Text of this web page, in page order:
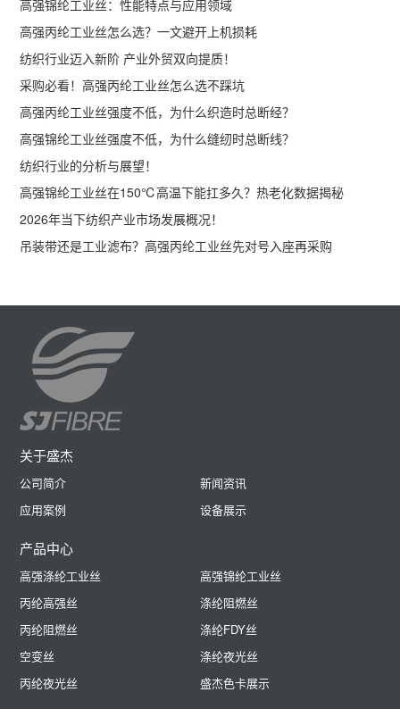
高强锦纶工业丝：性能特点与应用领域
高强丙纶工业丝怎么选？一文避开上机损耗
纺织行业迈入新阶 产业外贸双向提质！
采购必看！高强丙纶工业丝怎么选不踩坑
高强丙纶工业丝强度不低，为什么织造时总断经？
高强锦纶工业丝强度不低，为什么缝纫时总断线？
纺织行业的分析与展望！
高强锦纶工业丝在150℃高温下能扛多久？热老化数据揭秘
2026年当下纺织产业市场发展概况！
吊装带还是工业滤布？高强丙纶工业丝先对号入座再采购
关于盛杰
公司简介
新闻资讯
应用案例
设备展示
产品中心
高强涤纶工业丝
高强锦纶工业丝
丙纶高强丝
涤纶阻燃丝
丙纶阻燃丝
涤纶FDY丝
空变丝
涤纶夜光丝
丙纶夜光丝
盛杰色卡展示